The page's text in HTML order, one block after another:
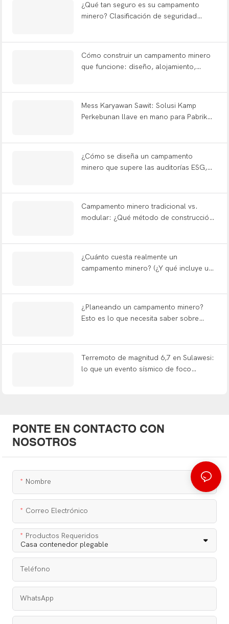
¿Qué tan seguro es su campamento
minero? Clasificación de seguridad
Cómo construir un campamento minero
que funcione: diseño, alojamiento,
Mess Karyawan Sawit: Solusi Kamp
Perkebunan llave en mano para Pabrik
¿Cómo se diseña un campamento
minero que supere las auditorías ESG,
Campamento minero tradicional vs.
modular: ¿Qué método de construcción
¿Cuánto cuesta realmente un
campamento minero? (¿Y qué incluye una
¿Planeando un campamento minero?
Esto es lo que necesita saber sobre
Terremoto de magnitud 6,7 en Sulawesi:
lo que un evento sísmico de foco
PONTE EN CONTACTO CON
NOSOTROS
Nombre
Correo Electrónico
Productos Requeridos
Teléfono
WhatsApp